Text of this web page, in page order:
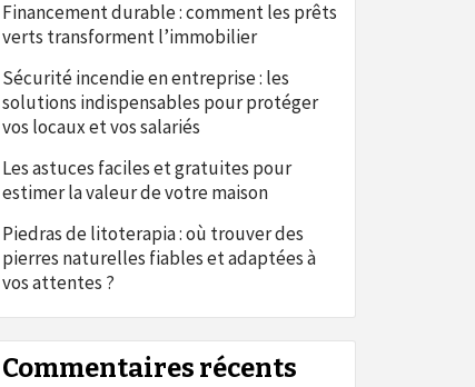
Financement durable : comment les prêts
verts transforment l’immobilier
Sécurité incendie en entreprise : les
solutions indispensables pour protéger
vos locaux et vos salariés
Les astuces faciles et gratuites pour
estimer la valeur de votre maison
Piedras de litoterapia : où trouver des
pierres naturelles fiables et adaptées à
vos attentes ?
Commentaires récents